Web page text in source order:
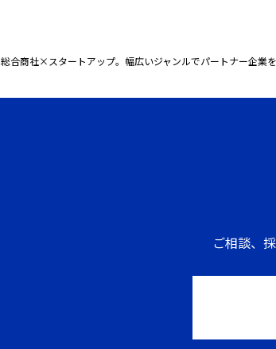
総合商社×スタートアップ。幅広いジャンルでパートナー企業
ご相談、